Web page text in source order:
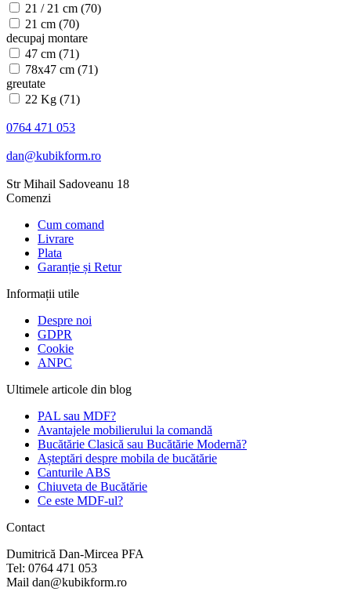
21 / 21 cm (70)
21 cm (70)
decupaj montare
47 cm (71)
78x47 cm (71)
greutate
22 Kg (71)
0764 471 053
dan@kubikform.ro
Str Mihail Sadoveanu 18
Comenzi
Cum comand
Livrare
Plata
Garanție și Retur
Informații utile
Despre noi
GDPR
Cookie
ANPC
Ultimele articole din blog
PAL sau MDF?
Avantajele mobilierului la comandă
Bucătărie Clasică sau Bucătărie Modernă?
Așteptări despre mobila de bucătărie
Canturile ABS
Chiuveta de Bucătărie
Ce este MDF-ul?
Contact
Dumitrică Dan-Mircea PFA
Tel: 0764 471 053
Mail dan@kubikform.ro